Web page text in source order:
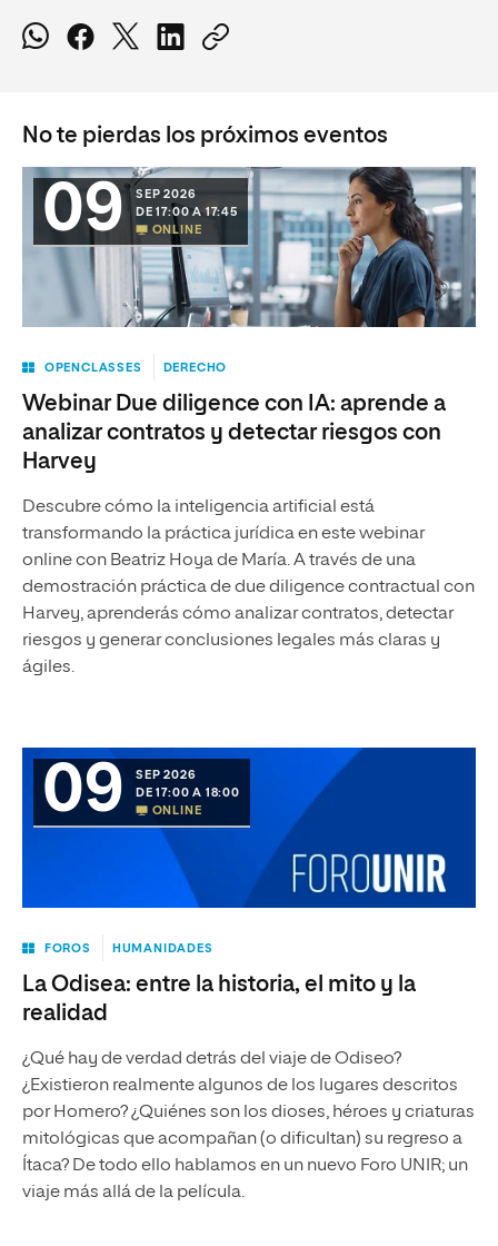
No te pierdas los próximos eventos
09
SEP 2026
DE 17:00 A 17:45
ONLINE
OPENCLASSES DERECHO
Webinar Due diligence con IA: aprende a
analizar contratos y detectar riesgos con
Harvey
Descubre cómo la inteligencia artificial está
transformando la práctica jurídica en este webinar
online con Beatriz Hoya de María. A través de una
demostración práctica de due diligence contractual con
Harvey, aprenderás cómo analizar contratos, detectar
riesgos y generar conclusiones legales más claras y
ágiles.
09
SEP 2026
DE 17:00 A 18:00
ONLINE
FOROS HUMANIDADES
La Odisea: entre la historia, el mito y la
realidad
¿Qué hay de verdad detrás del viaje de Odiseo?
¿Existieron realmente algunos de los lugares descritos
por Homero? ¿Quiénes son los dioses, héroes y criaturas
mitológicas que acompañan (o dificultan) su regreso a
Ítaca? De todo ello hablamos en un nuevo Foro UNIR; un
viaje más allá de la película.